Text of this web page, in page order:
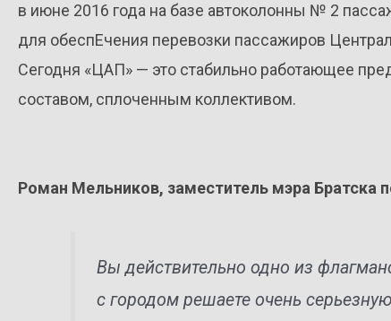
в июне 2016 года на базе автоколонны № 2
для обеспЕчения перевозки пассажиров
Сегодня «ЦАП» — это стабильно работающее
составом, сплоченным коллективом.
Роман Мельников, заместитель мэра Братска
Вы действительно одно из
с городом решаете очень